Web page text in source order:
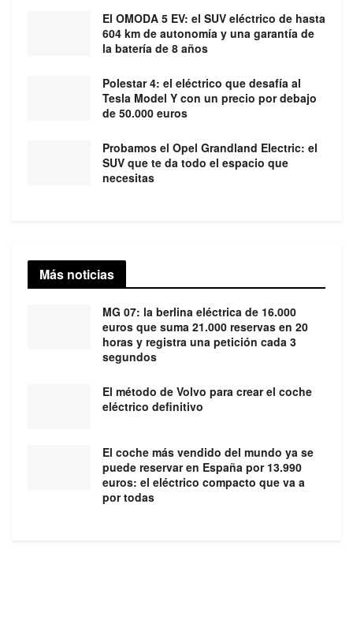
El OMODA 5 EV: el SUV eléctrico de hasta
604 km de autonomía y una garantía de
la batería de 8 años
Polestar 4: el eléctrico que desafía al
Tesla Model Y con un precio por debajo
de 50.000 euros
Probamos el Opel Grandland Electric: el
SUV que te da todo el espacio que
necesitas
Más noticias
MG 07: la berlina eléctrica de 16.000
euros que suma 21.000 reservas en 20
horas y registra una petición cada 3
segundos
El método de Volvo para crear el coche
eléctrico definitivo
El coche más vendido del mundo ya se
puede reservar en España por 13.990
euros: el eléctrico compacto que va a
por todas